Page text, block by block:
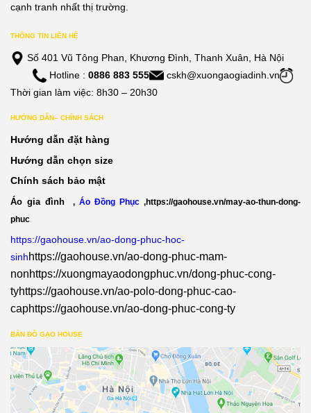
cạnh tranh nhất thị trường.
THÔNG TIN LIÊN HỆ
Số 401 Vũ Tông Phan, Khương Đình, Thanh Xuân, Hà Nội
Hotline : 0886 883 555
cskh@xuongaogiadinh.vn
Thời gian làm việc: 8h30 – 20h30
HƯỚNG DẪN– CHÍNH SÁCH
Hướng dẫn đặt hàng
Hướng dẫn chọn size
Chính sách bảo mật
Áo gia đình , Áo Đồng Phục ,https://gaohouse.vn/may-ao-thun-dong-
phuc
https://gaohouse.vn/ao-dong-phuc-hoc-
sinhhttps://gaohouse.vn/ao-dong-phuc-mam-
nonhttps://xuongmayaodongphuc.vn/dong-phuc-cong-
tyhttps://gaohouse.vn/ao-polo-dong-phuc-cao-
caphttps://gaohouse.vn/ao-dong-phuc-cong-ty
BẢN ĐỒ GẠO HOUSE